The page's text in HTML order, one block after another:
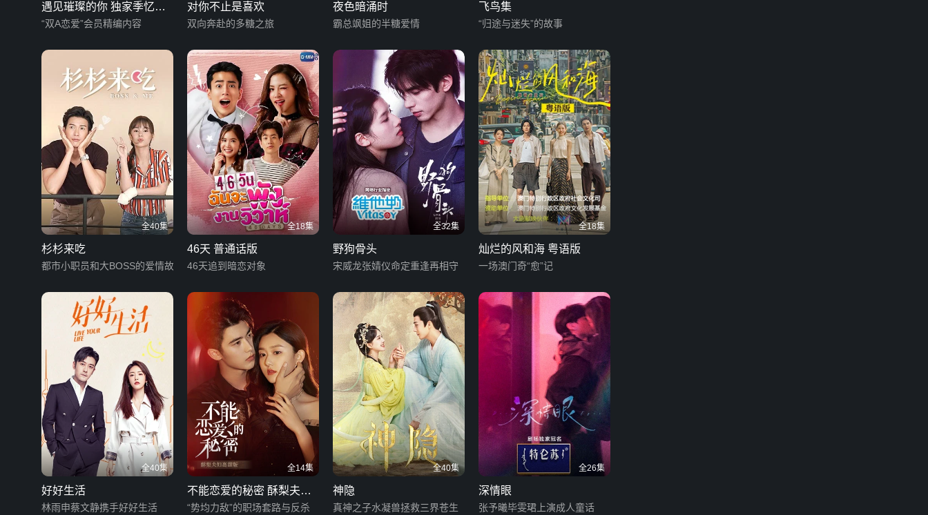
遇见璀璨的你 独家季忆追
爱记
“双A恋爱”会员精编内容
对你不止是喜欢
双向奔赴的多糖之旅
夜色暗涌时
霸总飒姐的半糖爱情
飞鸟集
“归途与迷失”的故事
全40集
杉杉来吃
都市小职员和大BOSS的爱情故事
全18集
46天 普通话版
46天追到暗恋对象
全32集
野狗骨头
宋威龙张婧仪命定重逢再相守
全18集
灿烂的风和海 粤语版
一场澳门奇“愈”记
全40集
好好生活
林雨申蔡文静携手好好生活
全14集
不能恋爱的秘密 酥梨夫妇
高甜版
“势均力敌”的职场套路与反杀
全40集
神隐
真神之子水凝兽拯救三界苍生
全26集
深情眼
张予曦毕雯珺上演成人童话